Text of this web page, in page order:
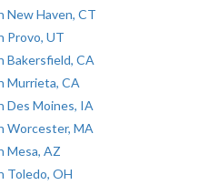
New Haven, CT
Provo, UT
Bakersfield, CA
Murrieta, CA
Des Moines, IA
Worcester, MA
Mesa, AZ
Toledo, OH